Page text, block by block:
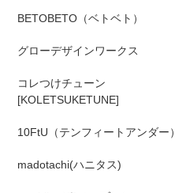
BETOBETO（ベトベト）
グローデザインワークス
コレつけチューン
[KOLETSUKETUNE]
10FtU（テンフィートアンダー）
madotachi(ハニタス)